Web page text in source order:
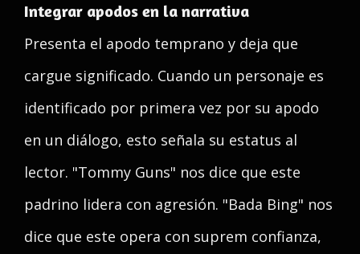
Integrar apodos en la narrativa
Presenta el apodo temprano y deja que
cargue significado. Cuando un personaje es
identificado por primera vez por su apodo
en un diálogo, esto señala su estatus al
lector. "Tommy Guns" nos dice que este
padrino lidera con agresión. "Bada Bing" nos
dice que este opera con suprem confianza,